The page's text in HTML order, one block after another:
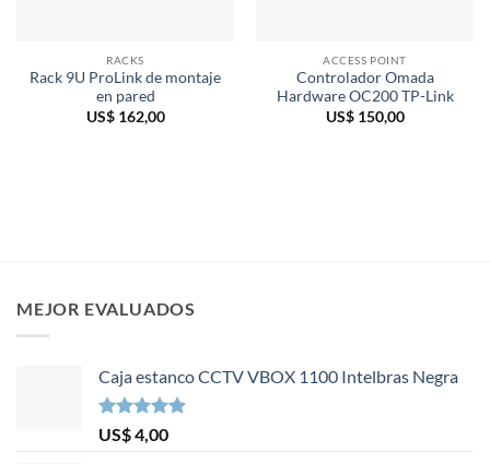
RACKS
Rack 9U ProLink de montaje
en pared
US$162,00
ACCESS POINT
Controlador Omada
Hardware OC200 TP-Link
US$150,00
MEJOR EVALUADOS
Caja estanco CCTV VBOX 1100 Intelbras Negra
Valorado en
5.00
de 5
US$4,00